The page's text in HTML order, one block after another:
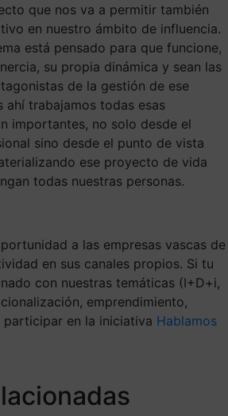
que nos va a permitir también
en nuestro ámbito de influencia.
está pensado para que funcione,
su propia dinámica y sean las
de la gestión de ese
ahí trabajamos todas esas
importantes, no solo desde el
sino desde el punto de vista
ese proyecto de vida
todas nuestras personas.
a las empresas vascas de
en sus canales propios. Si tu
con nuestras temáticas (I+D+i,
emprendimiento,
en la iniciativa Hablamos